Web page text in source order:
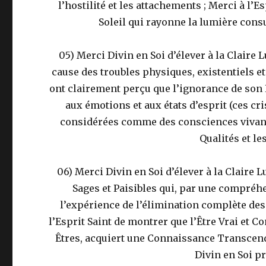
l’hostilité et les attachements ; Merci à
Soleil qui rayonne la lumière
05) Merci Divin en Soi d’élever à la Claire
cause des troubles physiques, existentiels
ont clairement perçu que l’ignorance de
aux émotions et aux états d’esprit (ces
considérées comme des consciences
Qualités et
06) Merci Divin en Soi d’élever à la Claire
Sages et Paisibles qui, par une
l’expérience de l’élimination complète
l’Esprit Saint de montrer que l’Être Vrai et
Êtres, acquiert une Connaissance
Divin en Soi